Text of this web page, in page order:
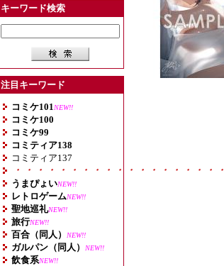
キーワード検索
注目キーワード
コミケ101 NEW!!
コミケ100
コミケ99
コミティア138
コミティア137
・・・・・・・・・・・・・・・・・・・
うまぴょいNEW!!
レトロゲームNEW!!
聖地巡礼NEW!!
旅行NEW!!
百合（同人） NEW!!
ガルパン（同人） NEW!!
飲食系NEW!!